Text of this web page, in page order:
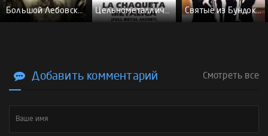
Большой Лебовски - (Перевод Гоблина) Цельнометаллическая оболочка - (Перевод Гоблина) Святые из Бундока \ Святые из трущоб - (Перевод Гоблина)
Добавить комментарий Смотреть все